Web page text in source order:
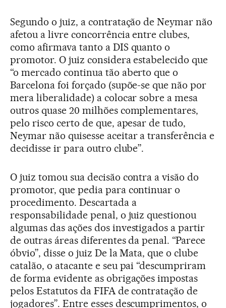
Segundo o juiz, a contratação de Neymar não
afetou a livre concorrência entre clubes,
como afirmava tanto a DIS quanto o
promotor. O juiz considera estabelecido que
“o mercado continua tão aberto que o
Barcelona foi forçado (supõe-se que não por
mera liberalidade) a colocar sobre a mesa
outros quase 20 milhões complementares,
pelo risco certo de que, apesar de tudo,
Neymar não quisesse aceitar a transferência e
decidisse ir para outro clube”.
O juiz tomou sua decisão contra a visão do
promotor, que pedia para continuar o
procedimento. Descartada a
responsabilidade penal, o juiz questionou
algumas das ações dos investigados a partir
de outras áreas diferentes da penal. “Parece
óbvio”, disse o juiz De la Mata, que o clube
catalão, o atacante e seu pai “descumpriram
de forma evidente as obrigações impostas
pelos Estatutos da FIFA de contratação de
jogadores”. Entre esses descumprimentos, o